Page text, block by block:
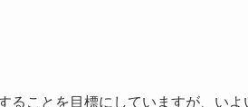
ることを目標にしていますが、いよ